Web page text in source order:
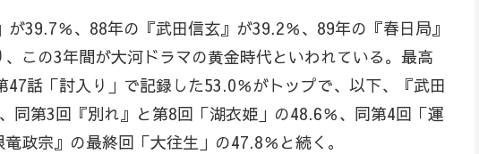
39.7％、88年の『武田信玄』が39.2％、89年の『春日局』
この3年間が大河ドラマの黄金時代といわれている。最高
話「討入り」で記録した53.0％がトップで、以下、『武田
同第3回『別れ』と第8回「湖衣姫」の48.6％、同第4回「運
政宗』の最終回「大往生」の47.8％と続く。